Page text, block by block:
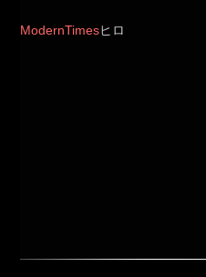
ModernTimesヒロ